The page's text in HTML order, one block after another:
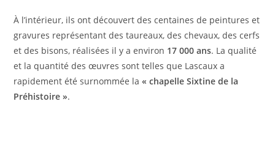
À l’intérieur, ils ont découvert des centaines de peintures et
gravures représentant des taureaux, des chevaux, des cerfs
et des bisons, réalisées il y a environ 17 000 ans. La qualité
et la quantité des œuvres sont telles que Lascaux a
rapidement été surnommée la« chapelle Sixtine de la
Préhistoire ».